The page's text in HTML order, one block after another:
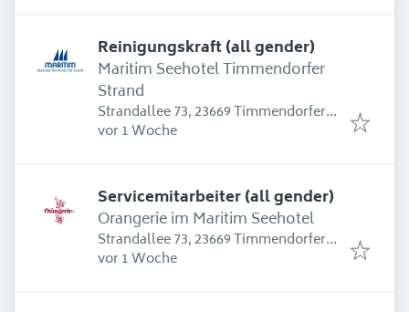
Reinigungskraft (all gender)
Maritim Seehotel Timmendorfer
Strand
Strandallee 73, 23669 Timmendorfer
Strand, Deutschland
Erschienen:
vor 1 Woche
Servicemitarbeiter (all gender)
Orangerie im Maritim Seehotel
Strandallee 73, 23669 Timmendorfer
Strand, Deutschland
Erschienen:
vor 1 Woche